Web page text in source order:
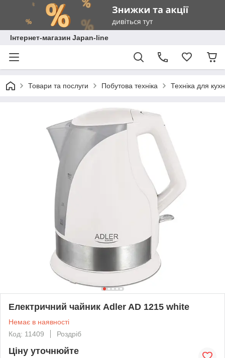
Інтернет-магазин Japan-line
Товари та послуги Побутова техніка Техніка для
Електричний чайник Adler AD 1215 white
Немає в наявності
Код: 11409
Роздріб
Ціну уточнюйте